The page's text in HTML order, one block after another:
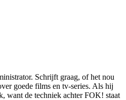
Schrijft graag, of het nou
goede films en tv-series. Als hij
want de techniek achter FOK! staat